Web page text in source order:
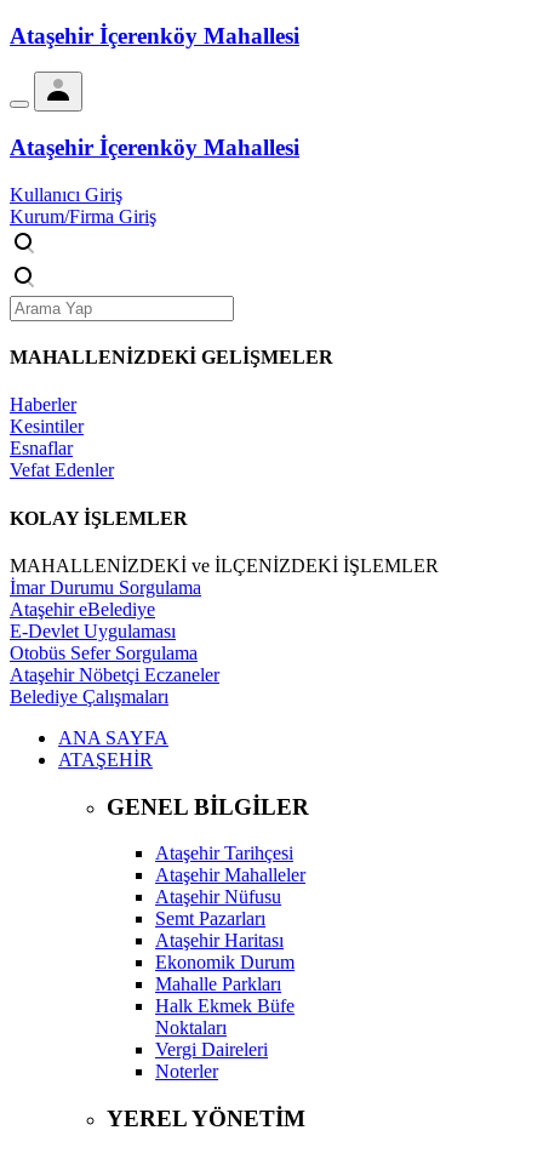
Ataşehir İçerenköy Mahallesi
Ataşehir İçerenköy Mahallesi
Kullanıcı Giriş
Kurum/Firma Giriş
MAHALLENİZDEKİ GELİŞMELER
Haberler
Kesintiler
Esnaflar
Vefat Edenler
KOLAY İŞLEMLER
MAHALLENİZDEKİ ve İLÇENİZDEKİ İŞLEMLER
İmar Durumu Sorgulama
Ataşehir eBelediye
E-Devlet Uygulaması
Otobüs Sefer Sorgulama
Ataşehir Nöbetçi Eczaneler
Belediye Çalışmaları
ANA SAYFA
ATAŞEHİR
GENEL BİLGİLER
Ataşehir Tarihçesi
Ataşehir Mahalleler
Ataşehir Nüfusu
Semt Pazarları
Ataşehir Haritası
Ekonomik Durum
Mahalle Parkları
Halk Ekmek Büfe
Noktaları
Vergi Daireleri
Noterler
YEREL YÖNETİM